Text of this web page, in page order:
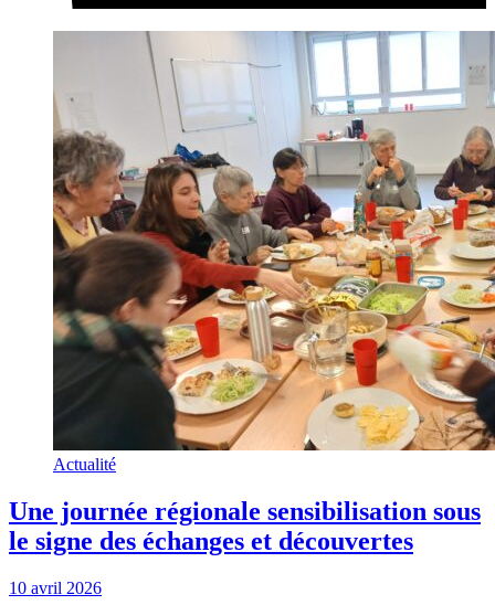
Actualité
Une journée régionale sensibilisation sous
le signe des échanges et découvertes
10 avril 2026